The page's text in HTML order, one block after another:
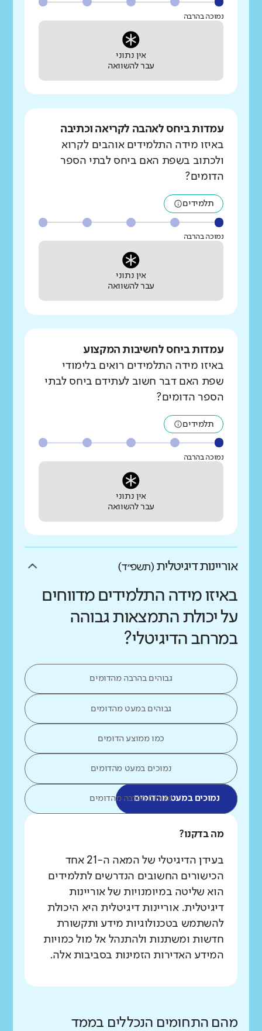
נמוכה בהרבה
אין נתוני
עבר להשוואה
עמדות ביחס לאהבה לקריאה וכתיבה
באיזו מידה התלמידים אוהבים לקרוא
ולכתוב בשפת האם ביחס לבתי הספר
הדומים?
תלמידים
נמוכה בהרבה
אין נתוני
עבר להשוואה
עמדות ביחס לחשיבות המקצוע
באיזו מידה התלמידים רואים בלימודי
שפת האם דבר חשוב לעתידם ביחס לבתי
הספר הדומים?
תלמידים
נמוכה בהרבה
אין נתוני
עבר להשוואה
אוריינות דיגיטלית (תשפ״ד)
באיזו מידה התלמידים מדווחים
על יכולת התמצאות גבוהה
במרחב הדיגיטלי?
גבוהים בהרבה מהדומים
גבוהים במעט מהדומים
כמו ממוצע הדומים
נמוכים במעט מהדומים
נמוכים במעט מהדומיםנמוכים בהרבה מהדומים
מה בדקנו?
בעידן הדיגיטלי של המאה ה-21 אחד
הכישורים החשובים הנדרשים לתלמידים
הוא שליטה במיומנויות של אוריינות
דיגיטלית. אוריינות דיגיטלית היא היכולת
להשתמש בטכנולוגיות מידע ותקשורת
חדשות ומשתנות ולהתנהל אל מול כמויות
המידע האדירות הזמינות בסביבות אלה.
מהם התחומים הנכללים בממד